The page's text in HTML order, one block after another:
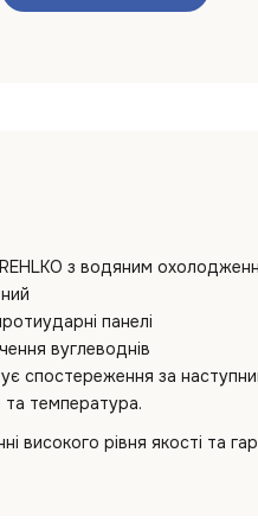
з водяним
панелі
вуглеводнів
спостереження за
температура.
високого рівня якості та